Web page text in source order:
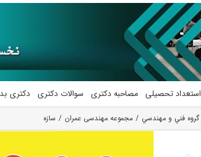
استعداد تحصیلی مصاحبه دکتری سوالات دکتری دکتری
گروه فني و مهندسي مجموعه مهندسی عمران سازه